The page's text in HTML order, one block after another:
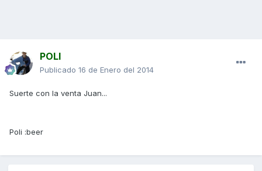
POLI
Publicado 16 de Enero del 2014
Suerte con la venta Juan...
Poli :beer